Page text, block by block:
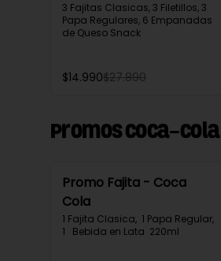
3 Fajitas Clasicas, 3 Filetillos, 3
Papa Regulares, 6 Empanadas
de Queso Snack
$14.990$27.890
Promos Coca-Cola
Promo Fajita - Coca
Cola
1 Fajita Clasica,  1 Papa Regular,
1   Bebida en Lata  220ml